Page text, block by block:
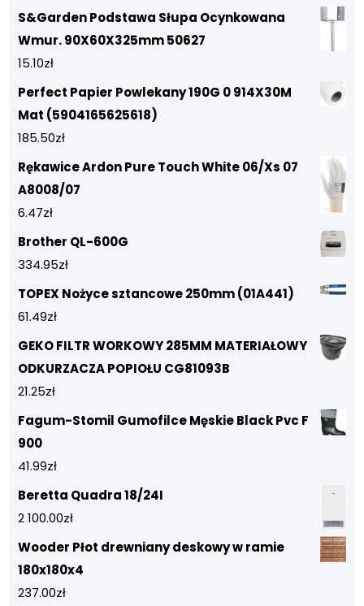
S&Garden Podstawa Słupa Ocynkowana
Wmur. 90X60X325mm 50627
15.10zł
Perfect Papier Powlekany 190G 0 914X30M
Mat (5904165625618)
185.50zł
Rękawice Ardon Pure Touch White 06/Xs 07
A8008/07
6.47zł
Brother QL-600G
334.95zł
TOPEX Nożyce sztancowe 250mm (01A441)
61.49zł
GEKO FILTR WORKOWY 285MM MATERIAŁOWY
ODKURZACZA POPIOŁU CG81093B
21.25zł
Fagum-Stomil Gumofilce Męskie Black Pvc F
900
41.99zł
Beretta Quadra 18/24I
2 100.00zł
Wooder Płot drewniany deskowy w ramie
180x180x4
237.00zł